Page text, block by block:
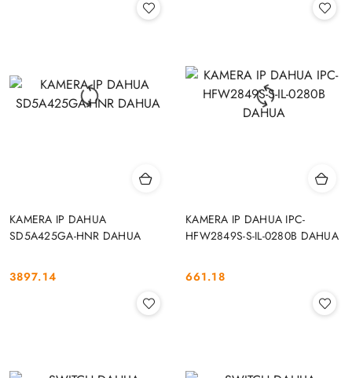
KAMERA IP DAHUA
SD5A425GA-HNR DAHUA
Cena:
3897.14
KAMERA IP DAHUA IPC-
HFW2849S-S-IL-0280B DAHUA
Cena:
661.18